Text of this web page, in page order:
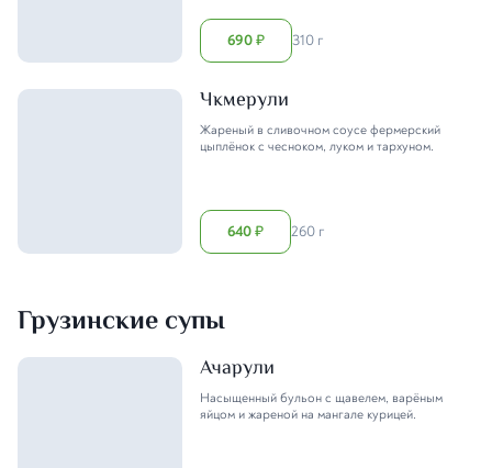
690₽ 310 г
Чкмерули
Жареный в сливочном соусе фермерский
цыплёнок с чесноком, луком и тархуном.
640₽ 260 г
Грузинские супы
Ачарули
Насыщенный бульон с щавелем, варёным
яйцом и жареной на мангале курицей.